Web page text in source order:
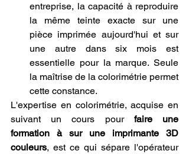
entreprise, la capacité à reproduire
la même teinte exacte sur une
pièce imprimée aujourd'hui et sur
une autre dans six mois est
essentielle pour la marque. Seule
la maîtrise de la colorimétrie permet
cette constance.
L'expertise en colorimétrie, acquise en
suivant un cours pour faire une
formation à sur une imprimante 3D
couleurs, est ce qui sépare l'opérateur